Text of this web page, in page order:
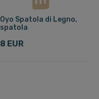
Oyo Spatola di Legno,
spatola
8 EUR